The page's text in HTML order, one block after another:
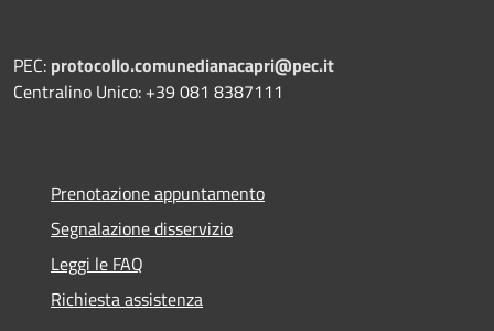
PEC: protocollo.comunedianacapri@pec.it
Centralino Unico: +39 081 8387111
Prenotazione appuntamento
Segnalazione disservizio
Leggi le FAQ
Richiesta assistenza